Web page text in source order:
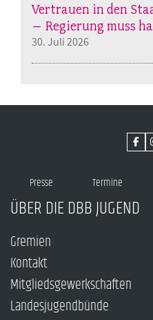
Vertrauen in den
– Regierung muss
30. Juli 2026
Presse Termine
ÜBER DIE DBB JUGEND
Gremien
Kontakt
Mitgliedsgewerkschaften
Landesjugendbünde